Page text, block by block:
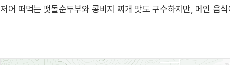
저어 떠먹는 맷돌순두부와 콩비지 찌개 맛도 구수하지만, 메인 음
그다지 손길을 끌지 못한다. 맛과 영양의 보고인 콩을 주원료로